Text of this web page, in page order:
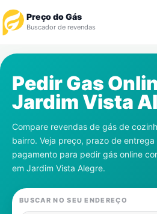
Preço do Gás
Buscador de revendas
Revendedor
Notícias
Cadastre-se
Gás
Pedir Gas
Jardim Vista
Compare revendas de gás de
bairro. Veja preço, prazo de
pagamento para pedir gás online
em Jardim Vista Alegre.
BUSCAR NO SEU ENDEREÇO